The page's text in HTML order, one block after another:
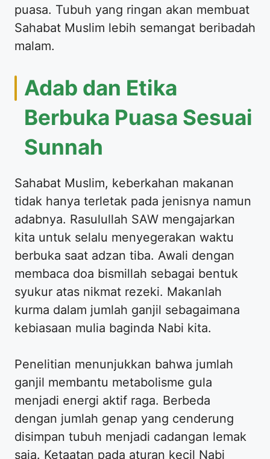
puasa. Tubuh yang ringan akan membuat
Sahabat Muslim lebih semangat beribadah
malam.
Adab dan Etika
Berbuka Puasa Sesuai
Sunnah
Sahabat Muslim, keberkahan makanan
tidak hanya terletak pada jenisnya namun
adabnya. Rasulullah SAW mengajarkan
kita untuk selalu menyegerakan waktu
berbuka saat adzan tiba. Awali dengan
membaca doa bismillah sebagai bentuk
syukur atas nikmat rezeki. Makanlah
kurma dalam jumlah ganjil sebagaimana
kebiasaan mulia baginda Nabi kita.
Penelitian menunjukkan bahwa jumlah
ganjil membantu metabolisme gula
menjadi energi aktif raga. Berbeda
dengan jumlah genap yang cenderung
disimpan tubuh menjadi cadangan lemak
saja. Ketaatan pada aturan kecil Nabi